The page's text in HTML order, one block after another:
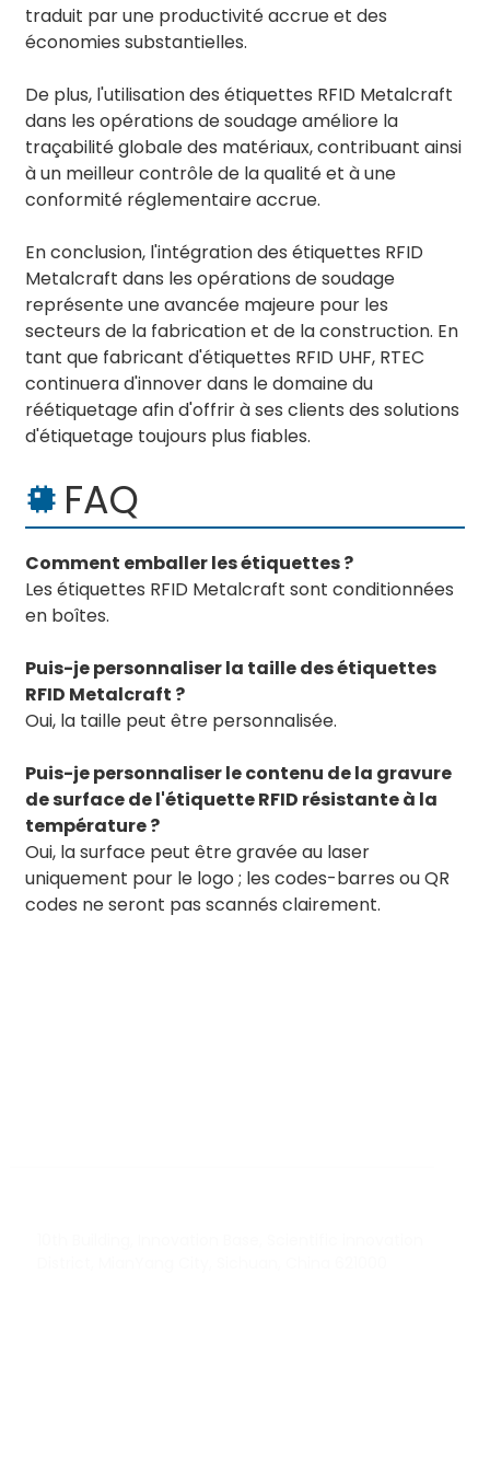
traduit par une productivité accrue et des
économies substantielles.
De plus, l'utilisation des étiquettes RFID Metalcraft
dans les opérations de soudage améliore la
traçabilité globale des matériaux, contribuant ainsi
à un meilleur contrôle de la qualité et à une
conformité réglementaire accrue.
En conclusion, l'intégration des étiquettes RFID
Metalcraft dans les opérations de soudage
représente une avancée majeure pour les
secteurs de la fabrication et de la construction. En
tant que fabricant d'étiquettes RFID UHF, RTEC
continuera d'innover dans le domaine du
réétiquetage afin d'offrir à ses clients des solutions
d'étiquetage toujours plus fiables.
FAQ
Comment emballer les étiquettes ?
Les étiquettes RFID Metalcraft sont conditionnées
en boîtes.
Puis-je personnaliser la taille des étiquettes
RFID Metalcraft ?
Oui, la taille peut être personnalisée.
Puis-je personnaliser le contenu de la gravure
de surface de l'étiquette RFID résistante à la
température ?
Oui, la surface peut être gravée au laser
uniquement pour le logo ; les codes-barres ou QR
codes ne seront pas scannés clairement.